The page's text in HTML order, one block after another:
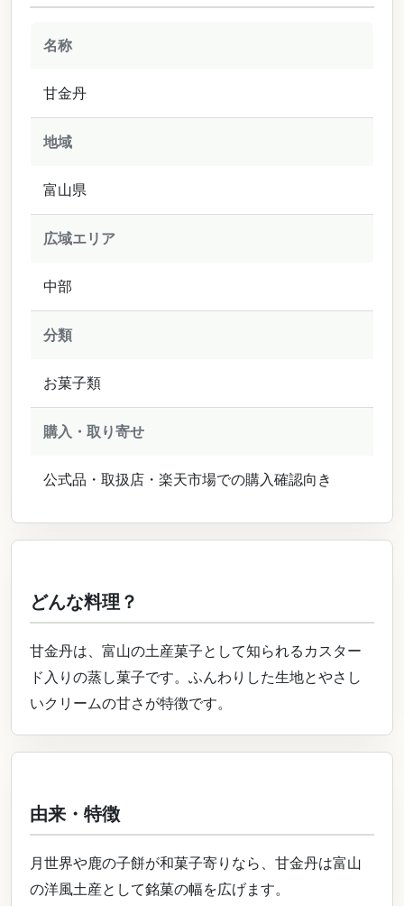
名称
甘金丹
地域
富山県
広域エリア
中部
分類
お菓子類
購入・取り寄せ
公式品・取扱店・楽天市場での購入確認向き
どんな料理？
甘金丹は、富山の土産菓子として知られるカスター
ド入りの蒸し菓子です。ふんわりした生地とやさし
いクリームの甘さが特徴です。
由来・特徴
月世界や鹿の子餅が和菓子寄りなら、甘金丹は富山
の洋風土産として銘菓の幅を広げます。